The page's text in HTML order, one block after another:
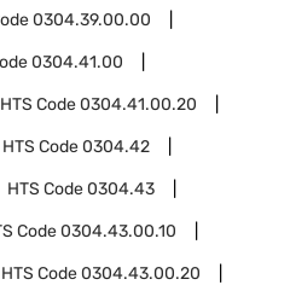
0304.39.00.00
0304.41.00
HTS Code0304.41.00.20
HTS Code0304.42
HTS Code0304.43
Code0304.43.00.10
HTS Code0304.43.00.20